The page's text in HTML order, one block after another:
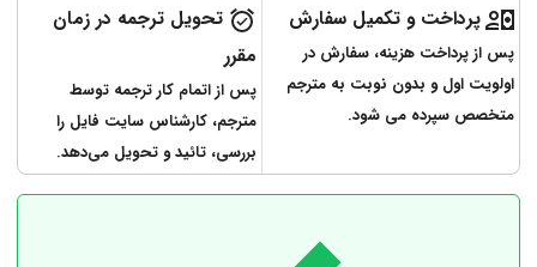
پرداخت و تکمیل سفارش
پس از پرداخت هزینه، سفارش در
اولویت اول و بدون نوبت به مترجم
متخصص سپرده می شود.
تحویل ترجمه در زمان
مقرر
پس از اتمام کار ترجمه توسط
مترجم، کارشناس سایت فایل را
بررسی، تائید و تحویل می‌دهد.